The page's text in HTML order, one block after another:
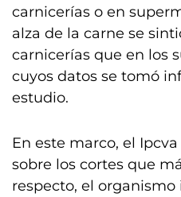
carnicerías o en
alza de la carne se
carnicerías que en los
cuyos datos se tomó
estudio.
En este marco, el
sobre los cortes que
respecto, el